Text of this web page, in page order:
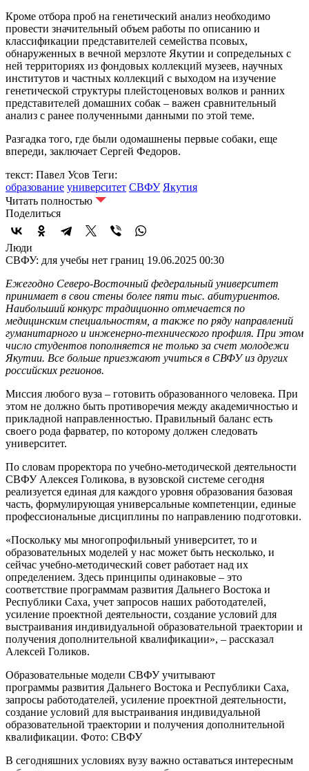
Кроме отбора проб на генетический анализ необходимо
провести значительный объем работы по описанию и
классификации представителей семейства псовых,
обнаруженных в вечной мерзлоте Якутии и сопредельных с
ней территориях из фондовых коллекций музеев, научных
институтов и частных коллекций с выходом на изучение
генетической структуры плейстоценовых волков и ранних
представителей домашних собак – важен сравнительный
анализ с ранее полученными данными по этой теме.
Разгадка того, где были одомашнены первые собаки, еще
впереди, заключает Сергей Федоров.
текст: Павел Усов Теги:
образование университет СВФУ Якутия
Читать полностью
Поделиться
Люди
СВФУ: для учебы нет границ 19.06.2025 00:30
Ежегодно Северо-Восточный федеральный университет
принимает в свои стены более пяти тыс. абитуриентов.
Наибольший конкурс традиционно отмечается по
медицинским специальностям, а также по ряду направлений
гуманитарного и инженерно-технического профиля. При этом
число студентов пополняется не только за счет молодежи
Якутии. Все больше приезжают учиться в СВФУ из других
российских регионов.
Миссия любого вуза – готовить образованного человека. При
этом не должно быть противоречия между академичностью и
прикладной направленностью. Правильный баланс есть
своего рода фарватер, по которому должен следовать
университет.
По словам проректора по учебно-методической деятельности
СВФУ Алексея Голикова, в вузовской системе сегодня
реализуется единая для каждого уровня образования базовая
часть, формулирующая универсальные компетенции, единые
профессиональные дисциплины по направлению подготовки.
«Поскольку мы многопрофильный университет, то и
образовательных моделей у нас может быть несколько, и
сейчас учебно-методический совет работает над их
определением. Здесь принципы одинаковые – это
соответствие программам развития Дальнего Востока и
Республики Саха, учет запросов наших работодателей,
усиление проектной деятельности, создание условий для
выстраивания индивидуальной образовательной траектории и
получения дополнительной квалификации», – рассказал
Алексей Голиков.
Образовательные модели СВФУ учитывают
программы развития Дальнего Востока и Республики Саха,
запросы работодателей, усиление проектной деятельности,
создание условий для выстраивания индивидуальной
образовательной траектории и получения дополнительной
квалификации. Фото: СВФУ
В сегодняшних условиях вузу важно оставаться интересным